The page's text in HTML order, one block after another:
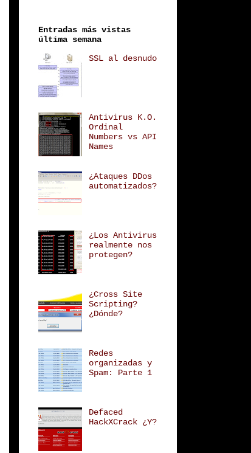
Entradas más vistas
última semana
SSL al desnudo
Antivirus K.O.
Ordinal
Numbers vs API
Names
¿Ataques DDos
automatizados?
¿Los Antivirus
realmente nos
protegen?
¿Cross Site
Scripting?
¿Dónde?
Redes
organizadas y
Spam: Parte 1
Defaced
HackXCrack ¿Y?